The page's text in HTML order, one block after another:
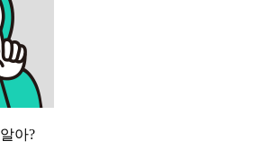
아?